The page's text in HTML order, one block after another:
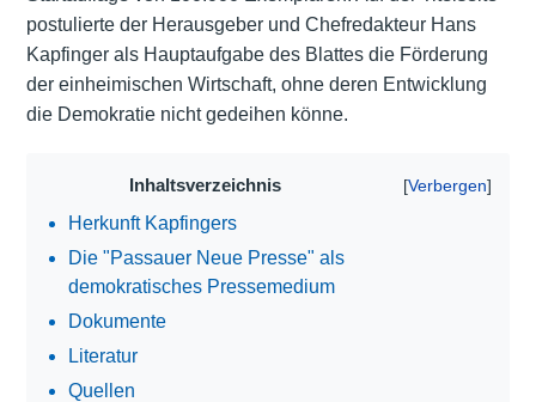
postulierte der Herausgeber und Chefredakteur Hans
Kapfinger als Hauptaufgabe des Blattes die Förderung
der einheimischen Wirtschaft, ohne deren Entwicklung
die Demokratie nicht gedeihen könne.
Inhaltsverzeichnis
Herkunft Kapfingers
Die "Passauer Neue Presse" als
demokratisches Pressemedium
Dokumente
Literatur
Quellen